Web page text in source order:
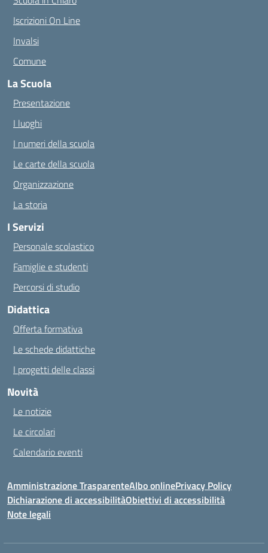
Iscrizioni On Line
Invalsi
Comune
La Scuola
Presentazione
I luoghi
I numeri della scuola
Le carte della scuola
Organizzazione
La storia
I Servizi
Personale scolastico
Famiglie e studenti
Percorsi di studio
Didattica
Offerta formativa
Le schede didattiche
I progetti delle classi
Novità
Le notizie
Le circolari
Calendario eventi
Amministrazione TrasparenteAlbo onlinePrivacy Policy
Dichiarazione di accessibilitàObiettivi di accessibilità
Note legali